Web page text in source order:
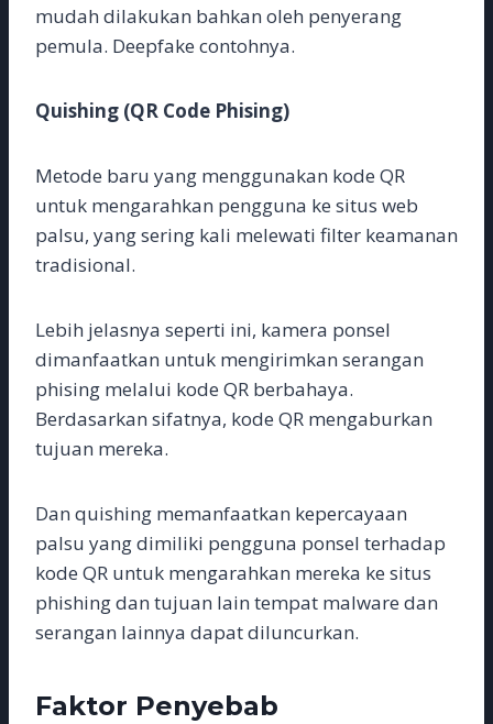
mudah dilakukan bahkan oleh penyerang
pemula. Deepfake contohnya.
Quishing (QR Code Phising)
Metode baru yang menggunakan kode QR
untuk mengarahkan pengguna ke situs web
palsu, yang sering kali melewati filter keamanan
tradisional.
Lebih jelasnya seperti ini, kamera ponsel
dimanfaatkan untuk mengirimkan serangan
phising melalui kode QR berbahaya.
Berdasarkan sifatnya, kode QR mengaburkan
tujuan mereka.
Dan quishing memanfaatkan kepercayaan
palsu yang dimiliki pengguna ponsel terhadap
kode QR untuk mengarahkan mereka ke situs
phishing dan tujuan lain tempat malware dan
serangan lainnya dapat diluncurkan.
Faktor Penyebab